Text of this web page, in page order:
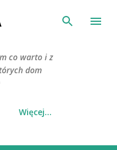
co warto i z
dom
Więcej…